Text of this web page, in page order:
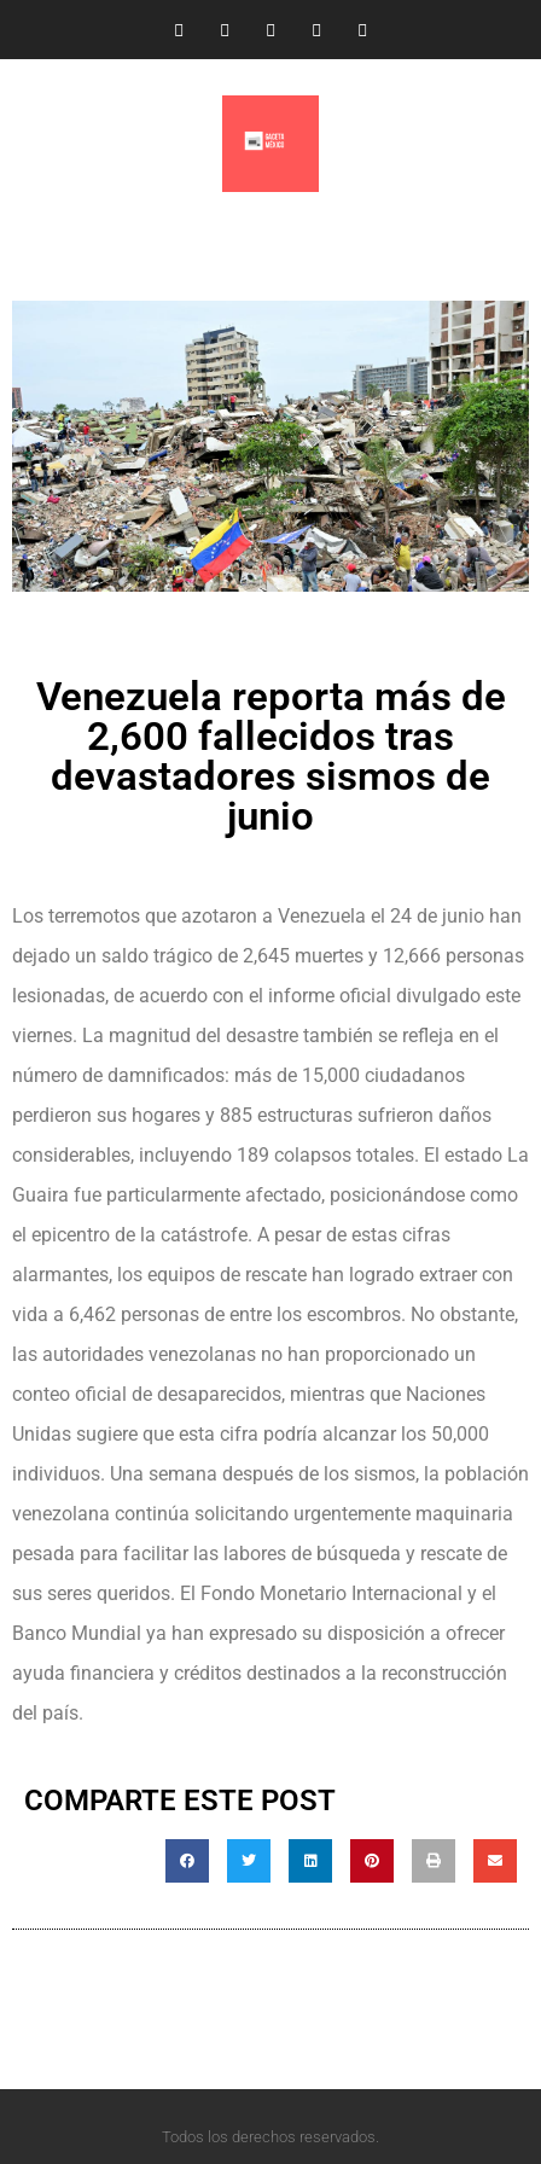
Venezuela reporta más de
2,600 fallecidos tras
devastadores sismos de
junio
Los terremotos que azotaron a Venezuela el 24 de junio han
dejado un saldo trágico de 2,645 muertes y 12,666 personas
lesionadas, de acuerdo con el informe oficial divulgado este
viernes. La magnitud del desastre también se refleja en el
número de damnificados: más de 15,000 ciudadanos
perdieron sus hogares y 885 estructuras sufrieron daños
considerables, incluyendo 189 colapsos totales. El estado La
Guaira fue particularmente afectado, posicionándose como
el epicentro de la catástrofe. A pesar de estas cifras
alarmantes, los equipos de rescate han logrado extraer con
vida a 6,462 personas de entre los escombros. No obstante,
las autoridades venezolanas no han proporcionado un
conteo oficial de desaparecidos, mientras que Naciones
Unidas sugiere que esta cifra podría alcanzar los 50,000
individuos. Una semana después de los sismos, la población
venezolana continúa solicitando urgentemente maquinaria
pesada para facilitar las labores de búsqueda y rescate de
sus seres queridos. El Fondo Monetario Internacional y el
Banco Mundial ya han expresado su disposición a ofrecer
ayuda financiera y créditos destinados a la reconstrucción
del país.
COMPARTE ESTE POST
Todos los derechos reservados.